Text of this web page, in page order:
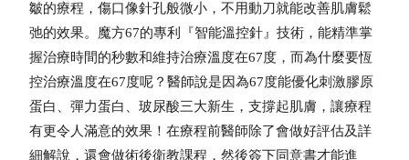
皺的療程，傷口像針孔般微小，不用動刀就能改善肌膚鬆
弛的效果。 魔方67的專利『智能溫控針』技術，能精準掌
握治療時間的秒數和維持治療溫度在67度，而為什麼要恆
控治療溫度在67度呢？醫師說是因為67度能優化刺激膠原
蛋白、彈力蛋白、玻尿酸三大新生，支撐起肌膚，讓療程
有更令人滿意的效果！在療程前醫師除了會做好評估及詳
細解說，還會做術後衛教課程，然後簽下同意書才能進